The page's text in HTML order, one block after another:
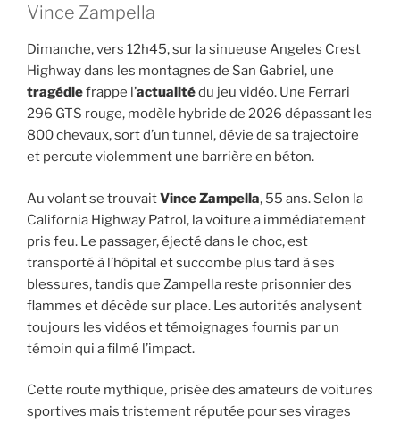
Vince Zampella
Dimanche, vers 12h45, sur la sinueuse Angeles Crest
Highway dans les montagnes de San Gabriel, une
tragédiefrappe l’actualitédu jeu vidéo. Une Ferrari
296 GTS rouge, modèle hybride de 2026 dépassant les
800 chevaux, sort d’un tunnel, dévie de sa trajectoire
et percute violemment une barrière en béton.
Au volant se trouvaitVince Zampella, 55 ans. Selon la
California Highway Patrol, la voiture a immédiatement
pris feu. Le passager, éjecté dans le choc, est
transporté à l’hôpital et succombe plus tard à ses
blessures, tandis que Zampella reste prisonnier des
flammes et décède sur place. Les autorités analysent
toujours les vidéos et témoignages fournis par un
témoin qui a filmé l’impact.
Cette route mythique, prisée des amateurs de voitures
sportives mais tristement réputée pour ses virages